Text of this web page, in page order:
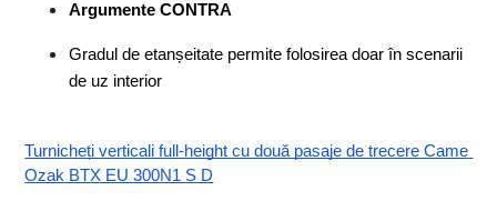
Argumente CONTRA
Gradul de etanșeitate permite folosirea doar în scenarii
de uz interior
Turnicheți verticali full-height cu două pasaje de trecere Came
Ozak BTX EU 300N1 S D